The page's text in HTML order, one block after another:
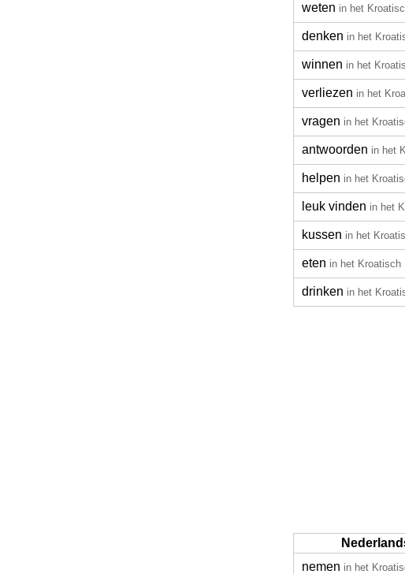
weten in het
denken in het
winnen in het
verliezen in het
vragen in het
antwoorden in het
helpen in het
leuk vinden in het
kussen in het
eten in het Kroatisch
drinken in het
nemen in het